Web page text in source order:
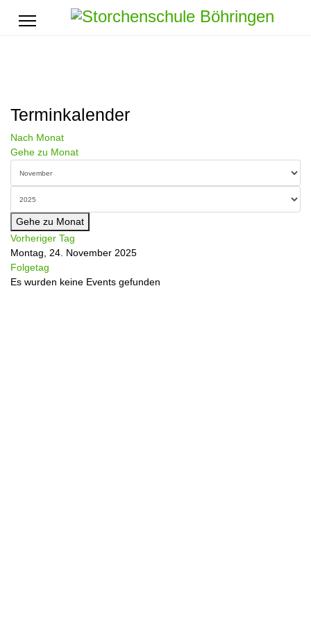
Terminkalender
Nach Monat
Gehe zu Monat
Gehe zu Monat
Vorheriger Tag
Montag, 24. November 2025
Folgetag
Es wurden keine Events gefunden